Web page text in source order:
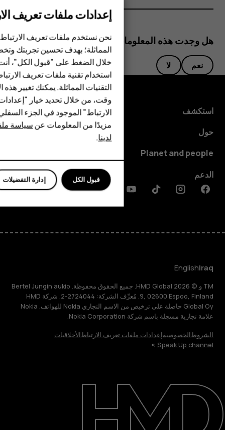
الهواتف الذكية
الهواتف المميزة
HMD Terra M
HMD DUB
HMD Watch
للأعمال
حول
الدعم
هل وجدت هذه المعلومات مفيدة؟
نعم لا
استكشف
حول
Planet and people
الدعم
Facebook
Instagram
Tiktok
Youtube
Linkedin
Discord
Iraq
English
TM و © 2026 HMD Global. جميع الحقوق محفوظة. Bertel Jungin aukio
9, 02600 Espoo, Finland. مُعرِّف الشركة: 2724044-2. شركة HMD
Global Oy حاصلة على ترخيص من الاسم التجاري Nokia للهواتف. Nokia
علامة تجارية مسجلة باسم شركة Nokia Corporation.
الشروطالخصوصيةإعدادات ملفات تعريف الارتباطالأخلاقيات
Speak Up channel
إعدادات ملفات تعريف
نحن نستخدم ملفات تعريف
المماثلة؛ بهدف تحسين تجربتك
خلال الضغط على "قبول الكل"،
استخدام تقنية ملفات تعريف
التقنيات المماثلة. يمكنك تغيير
وقت، من خلال تحديد خيار
الارتباط" الموجود في الجزء
مزيدًا من المعلومات عنسياسة
لدينا.
إدارة التفضيلات قبول الكل